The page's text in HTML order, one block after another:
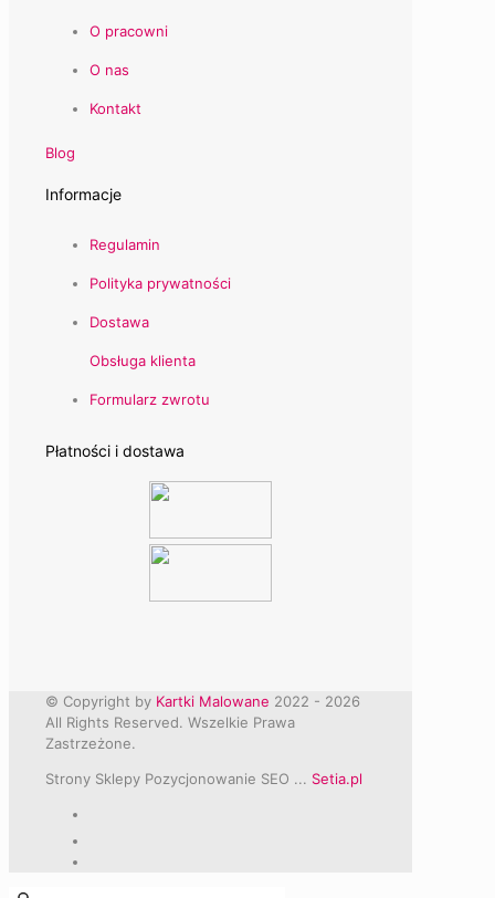
O pracowni
O nas
Kontakt
Blog
Informacje
Regulamin
Polityka prywatności
Dostawa
Obsługa klienta
Formularz zwrotu
Płatności i dostawa
© Copyright by Kartki Malowane 2022 - 2026
All Rights Reserved. Wszelkie Prawa
Zastrzeżone.
Strony Sklepy Pozycjonowanie SEO ... Setia.pl